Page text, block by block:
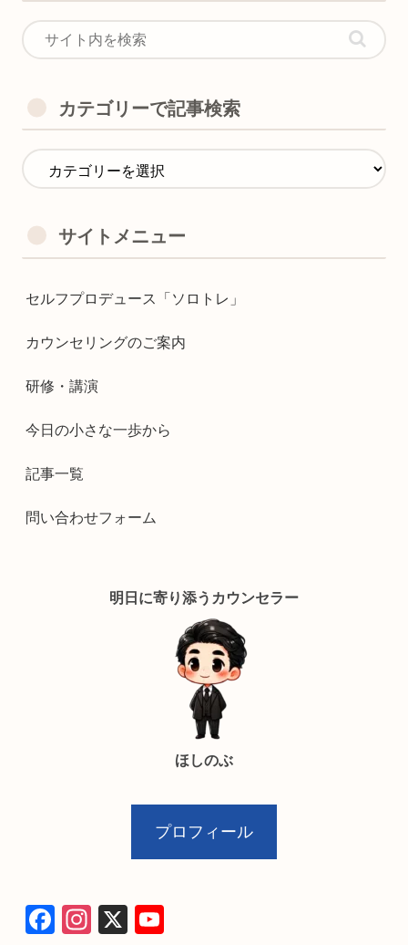
カテゴリーで記事検索
サイトメニュー
セルフプロデュース「ソロトレ」
カウンセリングのご案内
研修・講演
今日の小さな一歩から
記事一覧
問い合わせフォーム
明日に寄り添うカウンセラー
ほしのぶ
プロフィール
F
In
X